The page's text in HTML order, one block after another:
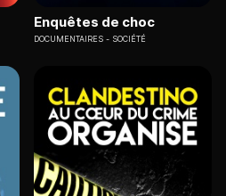
Enquêtes de choc
DOCUMENTAIRES SOCIÉTÉ